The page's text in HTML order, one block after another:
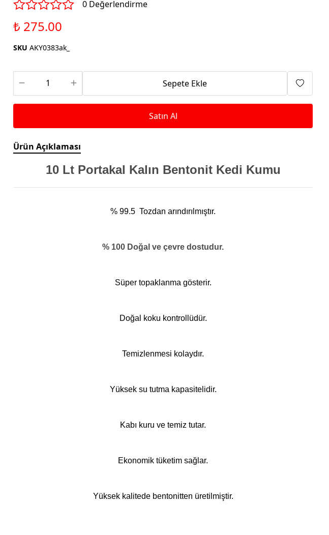
Aparatları
Isıtma Makineleri
0 Değerlendirme
₺ 275.00
SKU AKY0383ak_
Sepete Ekle
Satın Al
Ürün Açıklaması
10 Lt Portakal Kalın Bentonit Kedi Kumu
% 99.5 Tozdan arındırılmıştır.
% 100 Doğal ve çevre dostudur.
Süper topaklanma gösterir.
Doğal koku kontrollüdür.
Temizlenmesi kolaydır.
Yüksek su tutma kapasitelidir.
Kabı kuru ve temiz tutar.
Ekonomik tüketim sağlar.
Yüksek kalitede bentonitten üretilmiştir.